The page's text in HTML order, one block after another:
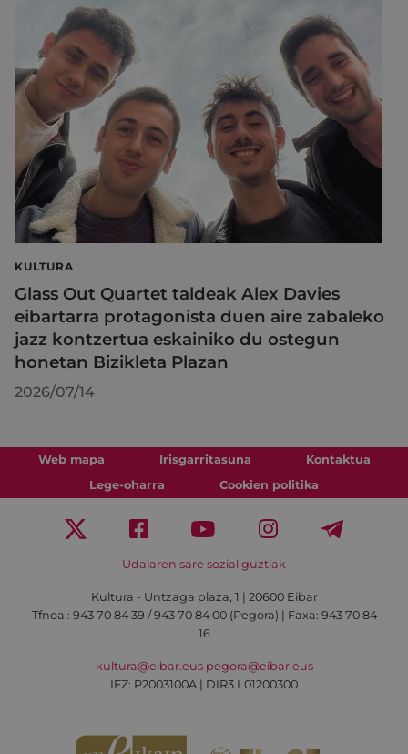
KULTURA
Glass Out Quartet taldeak Alex Davies
eibartarra protagonista duen aire zabaleko
jazz kontzertua eskainiko du ostegun
honetan Bizikleta Plazan
2026/07/14
Web mapa Irisgarritasuna
Kontaktua
Lege-oharra
Cookien politika
Udalaren sare sozial guztiak
Kultura - Untzaga plaza, 1 | 20600 Eibar
Tfnoa.: 943 70 84 39 / 943 70 84 00 (Pegora) | Faxa: 943 70 84
16
kultura@eibar.eus pegora@eibar.eus
IFZ: P2003100A | DIR3 L01200300